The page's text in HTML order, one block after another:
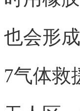
也会形成
7气体救